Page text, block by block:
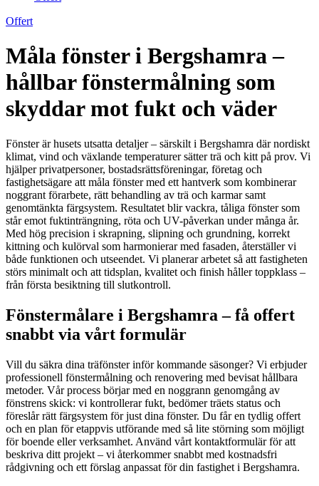
Offert
Måla fönster i Bergshamra –
hållbar fönstermålning som
skyddar mot fukt och väder
Fönster är husets utsatta detaljer – särskilt i Bergshamra där nordiskt
klimat, vind och växlande temperaturer sätter trä och kitt på prov. Vi
hjälper privatpersoner, bostadsrättsföreningar, företag och
fastighetsägare att måla fönster med ett hantverk som kombinerar
noggrant förarbete, rätt behandling av trä och karmar samt
genomtänkta färgsystem. Resultatet blir vackra, tåliga fönster som
står emot fuktinträngning, röta och UV-påverkan under många år.
Med hög precision i skrapning, slipning och grundning, korrekt
kittning och kulörval som harmonierar med fasaden, återställer vi
både funktionen och utseendet. Vi planerar arbetet så att fastigheten
störs minimalt och att tidsplan, kvalitet och finish håller toppklass –
från första besiktning till slutkontroll.
Fönstermålare i Bergshamra – få offert
snabbt via vårt formulär
Vill du säkra dina träfönster inför kommande säsonger? Vi erbjuder
professionell fönstermålning och renovering med bevisat hållbara
metoder. Vår process börjar med en noggrann genomgång av
fönstrens skick: vi kontrollerar fukt, bedömer träets status och
föreslår rätt färgsystem för just dina fönster. Du får en tydlig offert
och en plan för etappvis utförande med så lite störning som möjligt
för boende eller verksamhet. Använd vårt kontaktformulär för att
beskriva ditt projekt – vi återkommer snabbt med kostnadsfri
rådgivning och ett förslag anpassat för din fastighet i Bergshamra.